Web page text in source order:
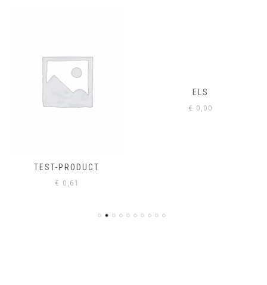
TEST-PRODUCT
€ 0,61
ELS
€ 0,00